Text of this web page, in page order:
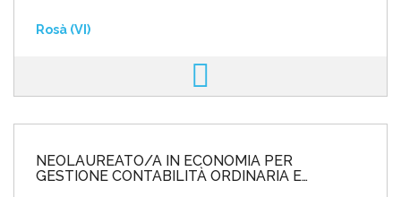
Rosà (VI)
NEOLAUREATO/A IN ECONOMIA PER
GESTIONE CONTABILITÀ ORDINARIA E